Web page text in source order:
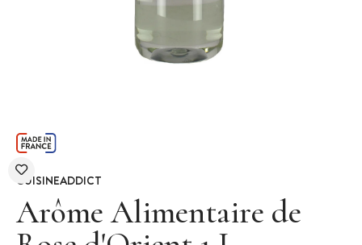
CUISINEADDICT
Arôme Alimentaire de